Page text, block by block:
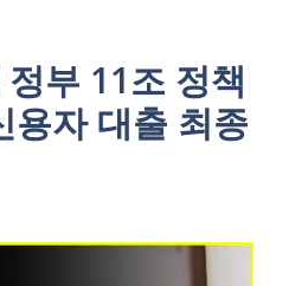
부 11조 정책
용자 대출 최종